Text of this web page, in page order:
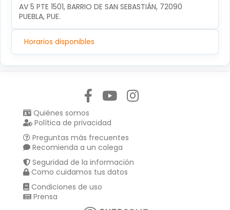
AV 5 PTE 1501, BARRIO DE SAN SEBASTIÁN, 72090
PUEBLA, PUE.
Horarios disponibles
Quiénes somos
Política de privacidad
Preguntas más frecuentes
Recomienda a un colega
Seguridad de la información
Como cuidamos tus datos
Condiciones de uso
Prensa